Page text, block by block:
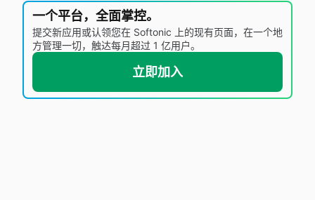
一个平台，全面掌控。
提交新应用或认领您在 Softonic 上的现有页面，在一个地
方管理一切，触达每月超过 1 亿用户。
立即加入